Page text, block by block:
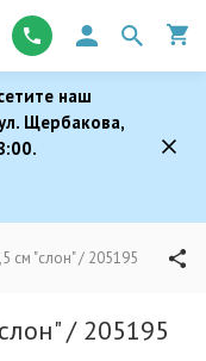
наш
Щербакова,
см "слон" / 205195
/ 205195